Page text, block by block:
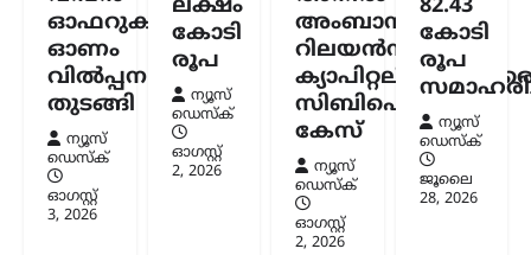
ഓഫറുകളുമായി
ഓണം
വിൽപ്പന
തുടങ്ങി
ന്യൂസ്
ഡെസ്ക്
ഓഗസ്റ്റ്‌
3, 2026
ലക്ഷം
കോടി
രൂപ
ന്യൂസ്
ഡെസ്ക്
ഓഗസ്റ്റ്‌
2, 2026
അംബാനിക്കും
റിലയൻസ്
സിബിഐ
കേസ്
ന്യൂസ്
ഡെസ്ക്
ഓഗസ്റ്റ്‌
2, 2026
82.43
കോടി
രൂപ
ന്യൂസ്
ഡെസ്ക്
ജൂലൈ
28, 2026